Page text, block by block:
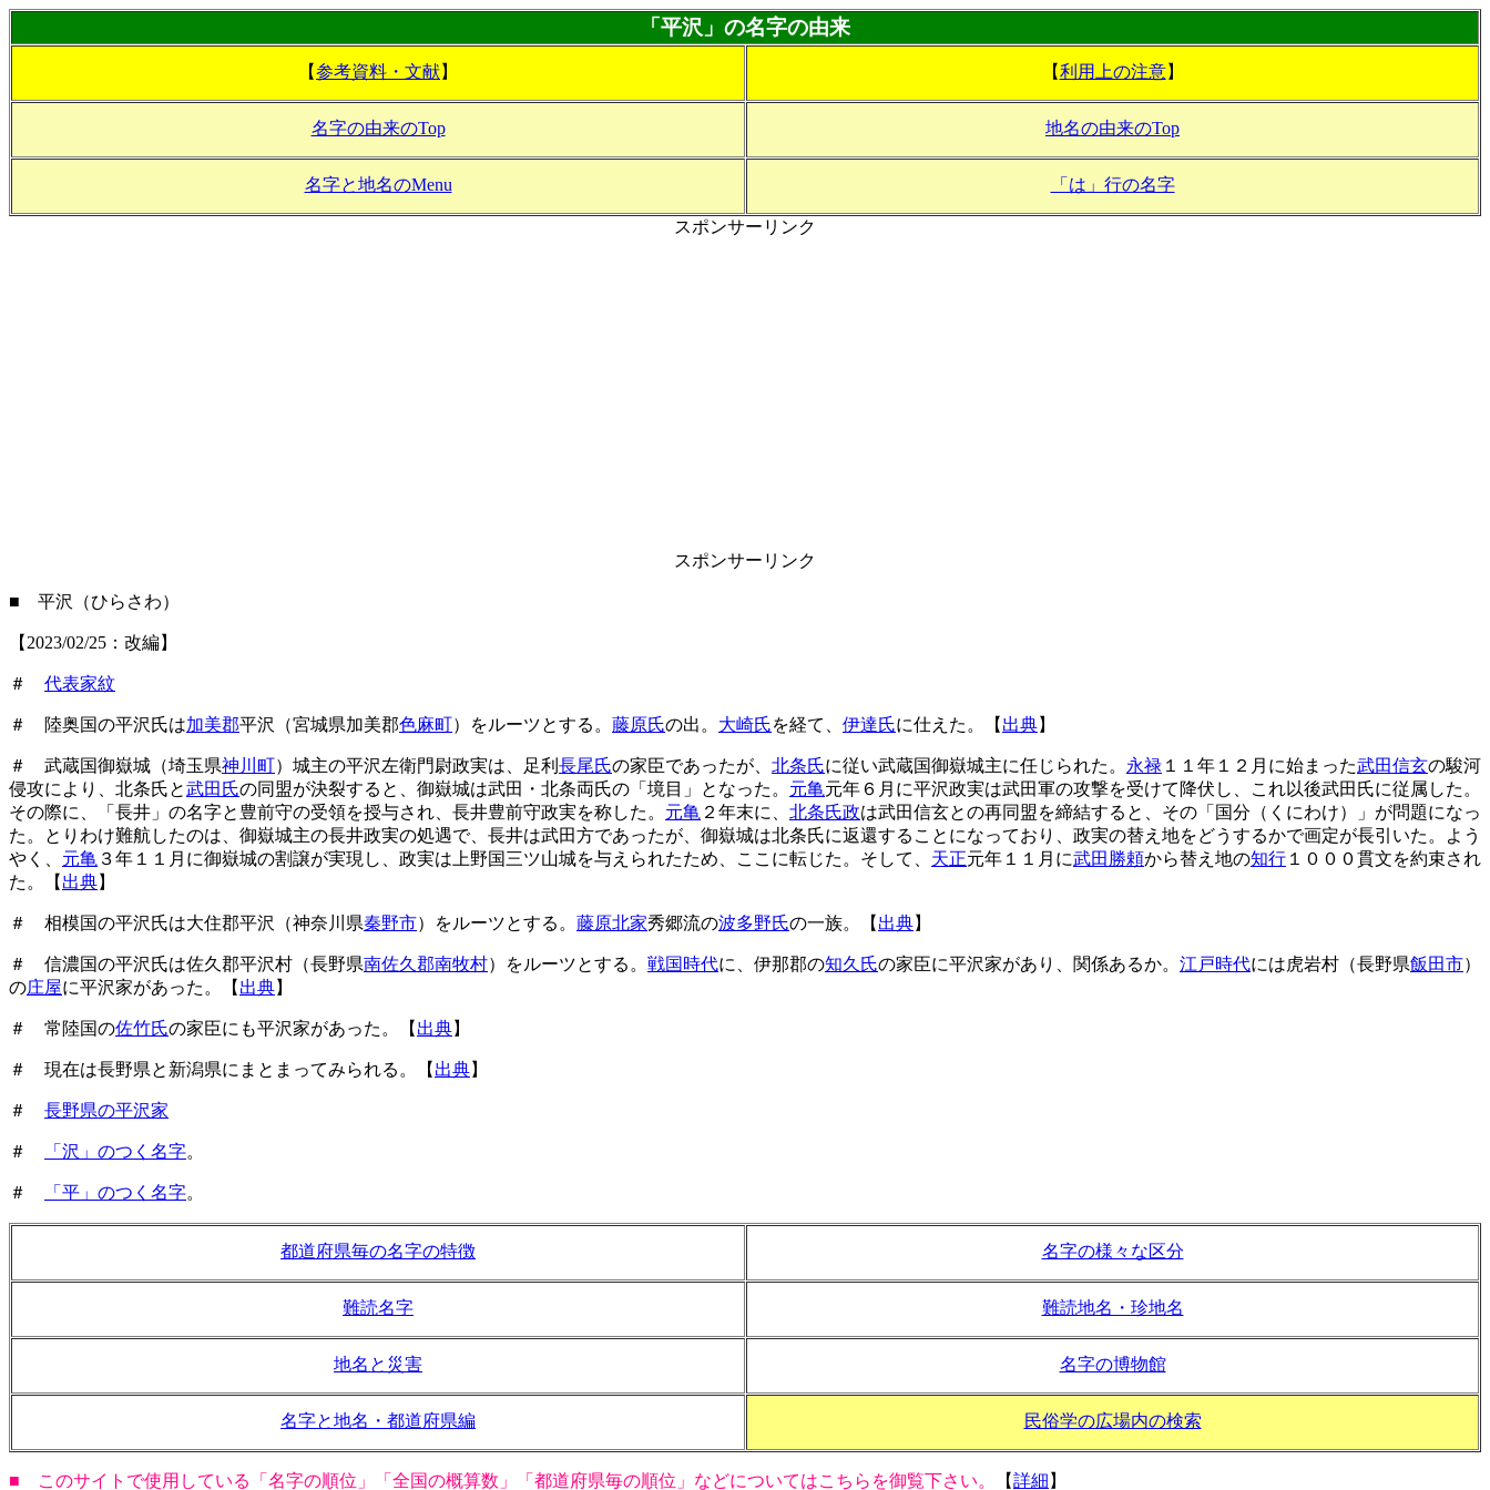
「平沢」の名字の由来
【参考資料・文献】 【利用上の注意】
名字の由来のTop 地名の由来のTop
名字と地名のMenu 「は」行の名字
スポンサーリンク
スポンサーリンク
■ 平沢（ひらさわ）
【2023/02/25：改編】
＃ 代表家紋
＃ 陸奥国の平沢氏は加美郡平沢（宮城県加美郡色麻町）をルーツとする。 藤原氏の出。 大崎氏を経て、 伊達氏に仕えた。【 出典】
＃ 武蔵国御嶽城（埼玉県神川町）城主の平沢左衛門尉政実は、足利 長尾氏の家臣であったが、 北条氏に従い武蔵国御嶽城主に任じられた。 永禄 １１年１２月に始まった武田信玄の駿河
侵攻により、北条氏と武田氏の同盟が決裂すると、御嶽城は武田・北条両氏の「境目」となった。 元亀元年６月に平沢政実は武田軍の攻撃を受けて降伏し、これ以後武田氏に従属した。
その際に、「長井」の名字と豊前守の受領を授与され、長井豊前守政実を称した。 元亀 ２年末に、 北条氏政は武田信玄との再同盟を締結すると、その「国分（くにわけ）」が問題になっ
た。とりわけ難航したのは、御嶽城主の長井政実の処遇で、長井は武田方であったが、御嶽城は北条氏に返還することになっており、政実の替え地をどうするかで画定が長引いた。よう
やく、 元亀 ３年１１月に御嶽城の割譲が実現し、政実は上野国三ツ山城を与えられたため、ここに転じた。そして、 天正元年１１月に武田勝頼から替え地の知行 １０００貫文を約束され
た。【 出典】
＃ 相模国の平沢氏は大住郡平沢（神奈川県秦野市）をルーツとする。 藤原北家秀郷流の波多野氏の一族。【 出典】
＃ 信濃国の平沢氏は佐久郡平沢村（長野県南佐久郡南牧村）をルーツとする。 戦国時代に、伊那郡の知久氏の家臣に平沢家があり、関係あるか。 江戸時代には虎岩村（長野県飯田市）
の庄屋に平沢家があった。【 出典】
＃ 常陸国の佐竹氏の家臣にも平沢家があった。【 出典】
＃ 現在は長野県と新潟県にまとまってみられる。【 出典】
＃ 長野県の平沢家
＃ 「沢」のつく名字。
＃ 「平」のつく名字。
都道府県毎の名字の特徴 名字の様々な区分
難読名字 難読地名・珍地名
地名と災害 名字の博物館
名字と地名・都道府県編 民俗学の広場内の検索
■ このサイトで使用している「名字の順位」「全国の概算数」「都道府県毎の順位」などについてはこちらを御覧下さい。 【詳細 】